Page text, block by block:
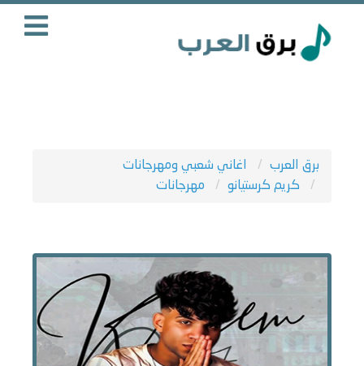
برق العرب
اغاني شعبي ومهرجانات
كريم كرستيانو
مهرجانات